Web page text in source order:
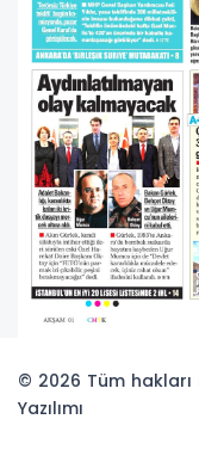
© 2026 Tüm hakları
Yazılımı